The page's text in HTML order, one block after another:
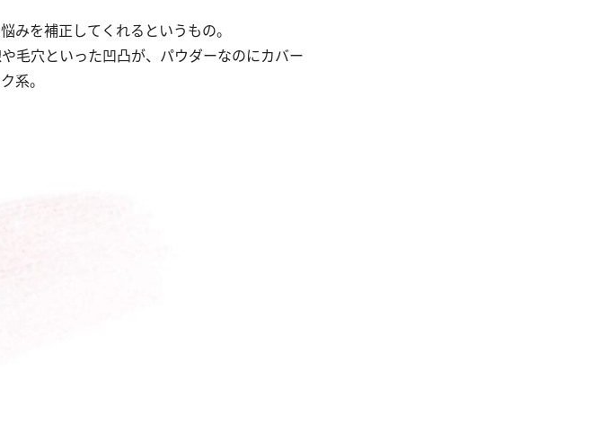
を補正してくれるというもの。
毛穴といった凹凸が、パウダーなのにカバー
系。